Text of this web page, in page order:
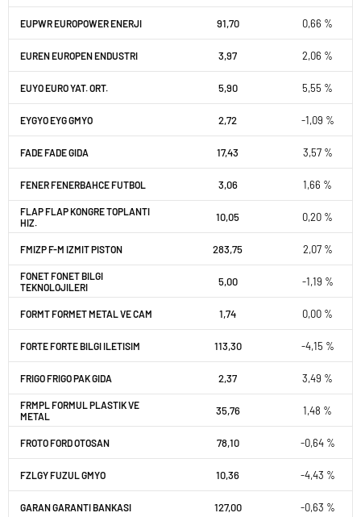
EUPWR EUROPOWER ENERJI 91,70 0,66 %
EUREN EUROPEN ENDUSTRI 3,97 2,06 %
EUYO EURO YAT. ORT. 5,90 5,55 %
EYGYO EYG GMYO 2,72 -1,09 %
FADE FADE GIDA 17,43 3,57 %
FENER FENERBAHCE FUTBOL 3,06 1,66 %
FLAP FLAP KONGRE TOPLANTI
HIZ.
10,05 0,20 %
FMIZP F-M IZMIT PISTON 283,75 2,07 %
FONET FONET BILGI
TEKNOLOJILERI
5,00 -1,19 %
FORMT FORMET METAL VE CAM 1,74 0,00 %
FORTE FORTE BILGI ILETISIM 113,30 -4,15 %
FRIGO FRIGO PAK GIDA 2,37 3,49 %
FRMPL FORMUL PLASTIK VE
METAL
35,76 1,48 %
FROTO FORD OTOSAN 78,10 -0,64 %
FZLGY FUZUL GMYO 10,36 -4,43 %
GARAN GARANTI BANKASI 127,00 -0,63 %